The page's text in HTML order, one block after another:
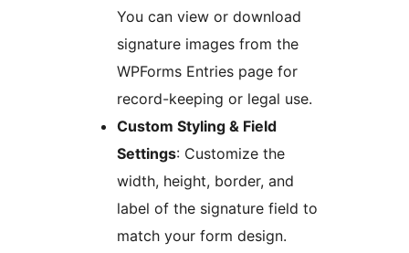
You can view or download
signature images from the
WPForms Entries page for
record-keeping or legal use.
Custom Styling & Field
Settings: Customize the
width, height, border, and
label of the signature field to
match your form design.